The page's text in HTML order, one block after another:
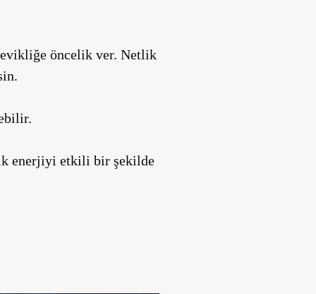
öncelik ver. Netlik
enerjiyi etkili bir şekilde